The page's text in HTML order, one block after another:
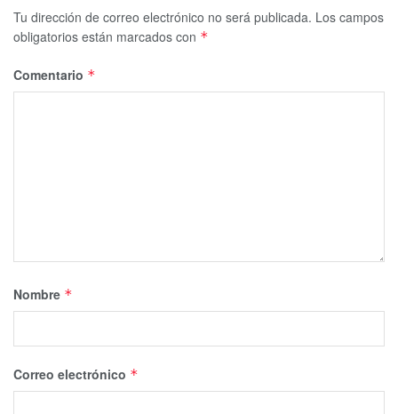
Tu dirección de correo electrónico no será publicada. Los campos
obligatorios están marcados con *
Comentario *
Nombre *
Correo electrónico *